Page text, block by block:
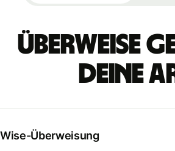
Überweise
deine
Wise-Überweisung